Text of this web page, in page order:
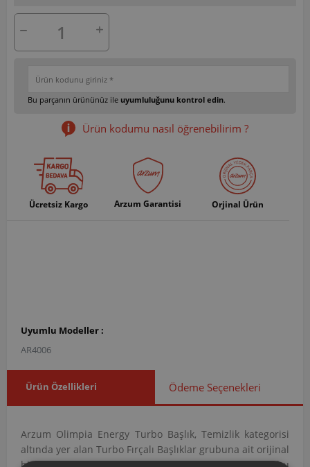
Bu parçanın ürününüz ile uyumluluğunu kontrol edin.
Ürün kodumu nasıl öğrenebilirim ?
Ücretsiz Kargo Arzum Garantisi Orjinal Ürün
Uyumlu Modeller :
AR4006
Ürün Özellikleri Ödeme Seçenekleri
Arzum Olimpia Energy Turbo Başlık, Temizlik kategorisi
altında yer alan Turbo Fırçalı Başlıklar grubuna ait orijinal